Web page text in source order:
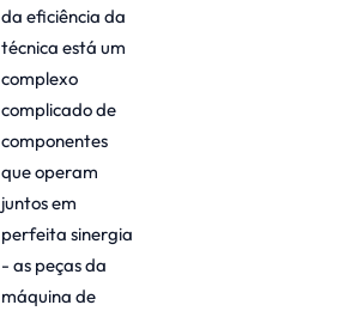
da eficiência da
técnica está um
complexo
complicado de
componentes
que operam
juntos em
perfeita sinergia
- as peças da
máquina de